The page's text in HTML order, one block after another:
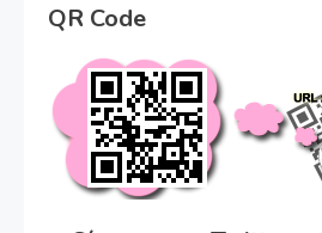
QR Code